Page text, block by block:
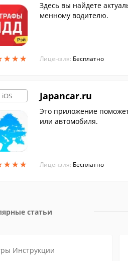
★★★
★★★
Здесь вы найдете
менному водителю.
Лицензия: Бесплатно
iOS
★★★
★★★
Japancar.ru
Это приложение
или автомобиля.
Лицензия: Бесплатно
статьи
Инструкции